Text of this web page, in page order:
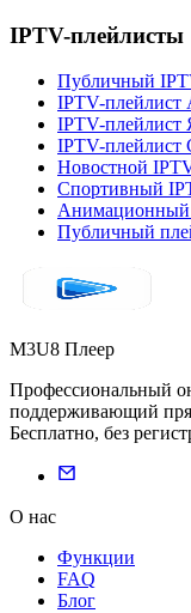
IPTV-плейлисты
Публичный
IPTV-плейлист
IPTV-плейлист
IPTV-
Новостной
Спортивный
Анимационный
Публичный
M3U8 Плеер
Профессиональный
поддерживающий
Бесплатно, без
О нас
Функции
FAQ
Блог